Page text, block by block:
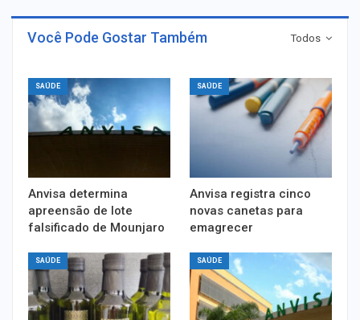
Todos
Você Pode Gostar Também
SAÚDE
Anvisa determina
apreensão de lote
falsificado de Mounjaro
SAÚDE
Anvisa registra cinco
novas canetas para
emagrecer
SAÚDE SAÚDE